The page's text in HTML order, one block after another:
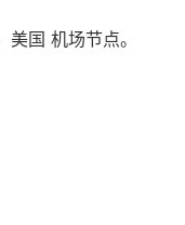
国 机场节点。